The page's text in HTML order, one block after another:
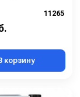
11265
корзину